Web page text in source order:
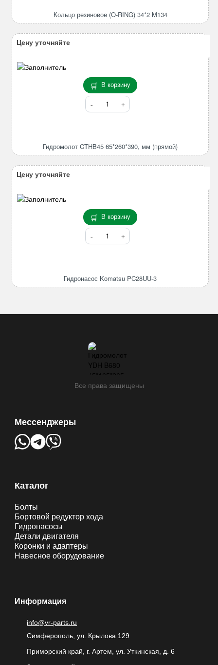
RING)
Кольцо резиновое (O-RING) 34*2 M134
В корзину
Количество
товара
мм
Гидромолот CTHB45 65*260*390, мм (прямой)
Цену уточняйте
В корзину
Количество
товара
3
Гидронасос Komatsu PC28UU-3
Цену уточняйте
Все права защищены
Мессенджеры
Каталог
Болты
Бортовой редуктор хода
Гидронасосы
Детали двигателя
Коронки и адаптеры
Навесное оборудование
Информация
info@vr-parts.ru
Симферополь, ул. Крылова 129
Приморский край, г. Артем, ул. Уткинская, д. 6